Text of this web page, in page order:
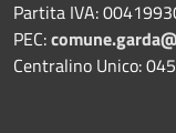
Partita IVA:
PEC:
Centralino Unico: